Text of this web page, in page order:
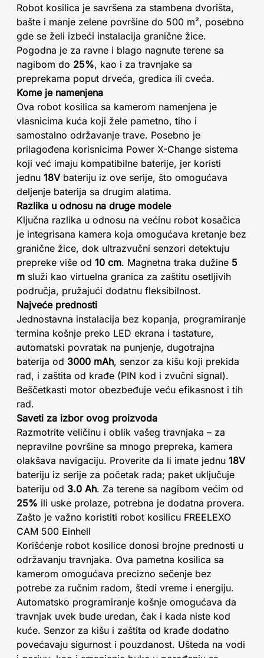
Robot kosilica je savršena za stambena dvorišta,
bašte i manje zelene površine do 500 m², posebno
gde se želi izbeći instalacija granične žice.
Pogodna je za ravne i blago nagnute terene sa
nagibom do 25%, kao i za travnjake sa
preprekama poput drveća, gredica ili cveća.
Kome je namenjena
Ova robot kosilica sa kamerom namenjena je
vlasnicima kuća koji žele pametno, tiho i
samostalno održavanje trave. Posebno je
prilagođena korisnicima Power X-Change sistema
koji već imaju kompatibilne baterije, jer koristi
jednu 18Vbateriju iz ove serije, što omogućava
deljenje baterija sa drugim alatima.
Razlika u odnosu na druge modele
Ključna razlika u odnosu na većinu robot kosačica
je integrisana kamera koja omogućava kretanje bez
granične žice, dok ultrazvučni senzori detektuju
prepreke više od 10 cm. Magnetna traka dužine 5
m služi kao virtuelna granica za zaštitu osetljivih
područja, pružajući dodatnu fleksibilnost.
Najveće prednosti
Jednostavna instalacija bez kopanja, programiranje
termina košnje preko LED ekrana i tastature,
automatski povratak na punjenje, dugotrajna
baterija od 3000 mAh, senzor za kišu koji prekida
rad, i zaštita od krađe (PIN kod i zvučni signal).
Beščetkasti motor obezbeđuje veću efikasnost i tih
rad.
Saveti za izbor ovog proizvoda
Razmotrite veličinu i oblik vašeg travnjaka – za
nepravilne površine sa mnogo prepreka, kamera
olakšava navigaciju. Proverite da li imate jednu 18V
bateriju iz serije za početak rada; paket uključuje
bateriju od 3.0 Ah. Za terene sa nagibom većim od
25% ili uske prolaze, potrebna je dodatna provera.
Zašto je važno koristiti robot kosilicu FREELEXO
CAM 500 Einhell
Korišćenje robot kosilice donosi brojne prednosti u
održavanju travnjaka. Ova pametna kosilica sa
kamerom omogućava precizno sečenje bez
potrebe za ručnim radom, štedi vreme i energiju.
Automatsko programiranje košnje omogućava da
travnjak uvek bude uredan, čak i kada niste kod
kuće. Senzor za kišu i zaštita od krađe dodatno
povećavaju sigurnost i pouzdanost. Ušteda na vodi